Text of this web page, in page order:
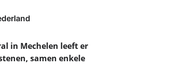
in Mechelen leeft er
samen enkele